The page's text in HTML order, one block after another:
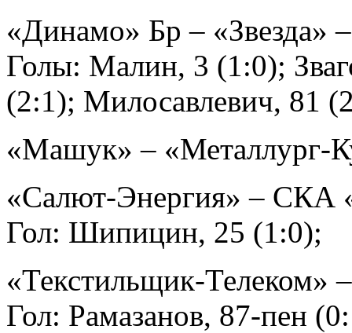
«Динамо» Бр – «Звезда»
Голы: Малин, 3 (1:0);
(2:1); Милосавлевич, 81
«Машук» – «Металлург-
«Салют-Энергия» – СКА
Гол: Шипицин, 25 (1:0);
«Текстильщик-Телеком»
Гол: Рамазанов, 87-пен